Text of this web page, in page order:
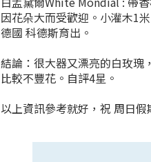
因花朵大而受歡迎。小灌木1
德國 科德斯育出。
結論：很大器又漂亮的白玫瑰
比較不豐花。自評4星。
以上資訊參考就好，祝 周日